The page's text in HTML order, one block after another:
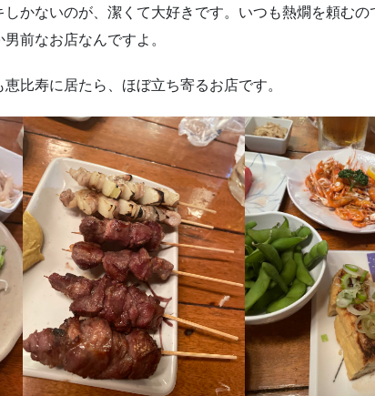
かないのが、潔くて大好きです。いつも熱燗を頼むの
前なお店なんですよ。
比寿に居たら、ほぼ立ち寄るお店です。